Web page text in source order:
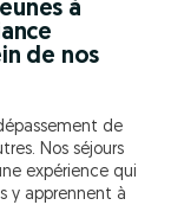
à
de nos
de
Nos séjours
expérience qui
y apprennent à